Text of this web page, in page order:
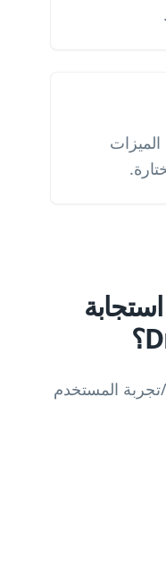
المستخدم